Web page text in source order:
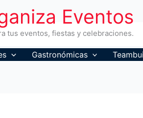
Eventos
tus eventos, fiestas y celebraciones.
Gastronómicas